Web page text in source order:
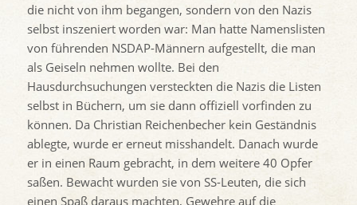
die nicht von ihm begangen, sondern von den Nazis
selbst inszeniert worden war: Man hatte Namenslisten
von führenden NSDAP-Männern aufgestellt, die man
als Geiseln nehmen wollte. Bei den
Hausdurchsuchungen versteckten die Nazis die Listen
selbst in Büchern, um sie dann offiziell vorfinden zu
können. Da Christian Reichenbecher kein Geständnis
ablegte, wurde er erneut misshandelt. Danach wurde
er in einen Raum gebracht, in dem weitere 40 Opfer
saßen. Bewacht wurden sie von SS-Leuten, die sich
einen Spaß daraus machten, Gewehre auf die